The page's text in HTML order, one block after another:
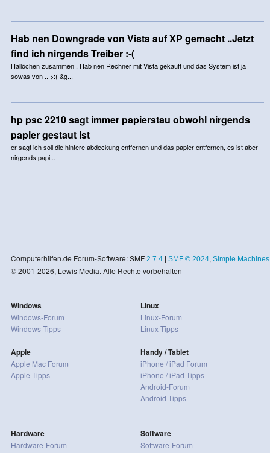
Hab nen Downgrade von Vista auf XP gemacht ..Jetzt
find ich nirgends Treiber :-(
Hallöchen zusammen . Hab nen Rechner mit Vista gekauft und das System ist ja
sowas von .. >:( &g...
hp psc 2210 sagt immer papierstau obwohl nirgends
papier gestaut ist
er sagt ich soll die hintere abdeckung entfernen und das papier entfernen, es ist aber
nirgends papi...
Computerhilfen.de Forum-Software: SMF 2.7.4| SMF © 2024, Simple Machines
© 2001-2026, Lewis Media. Alle Rechte vorbehalten
Windows
Windows-Forum
Windows-Tipps
Apple
Apple Mac Forum
Apple Tipps
Linux
Linux-Forum
Linux-Tipps
Handy / Tablet
iPhone / iPad Forum
iPhone / iPad Tipps
Android-Forum
Android-Tipps
Hardware
Hardware-Forum
Software
Software-Forum